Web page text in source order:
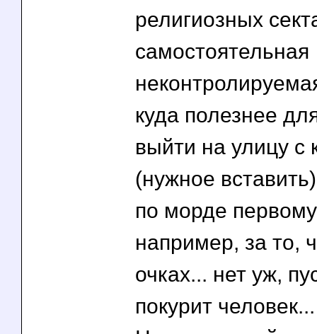
религиозных
самостоятельная
куда полезнее
выйти на улицу с
(нужное
по морде
например, за то,
очках... нет уж,
покурит человек...